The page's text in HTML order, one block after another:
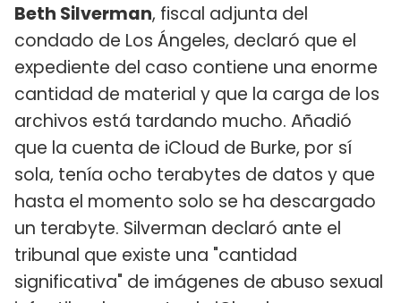
Beth Silverman, fiscal adjunta del
condado de Los Ángeles, declaró que el
expediente del caso contiene una enorme
cantidad de material y que la carga de los
archivos está tardando mucho. Añadió
que la cuenta de iCloud de Burke, por sí
sola, tenía ocho terabytes de datos y que
hasta el momento solo se ha descargado
un terabyte. Silverman declaró ante el
tribunal que existe una "cantidad
significativa" de imágenes de abuso sexual